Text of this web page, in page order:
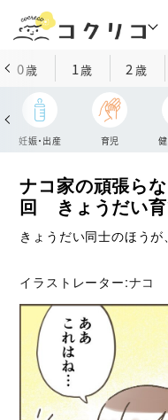
0歳 1歳 2 歳
妊娠・出産 育児
ナコ家の頑張ら
回 きょうだい育
きょうだい同士のほう
イラストレーター:ナコ